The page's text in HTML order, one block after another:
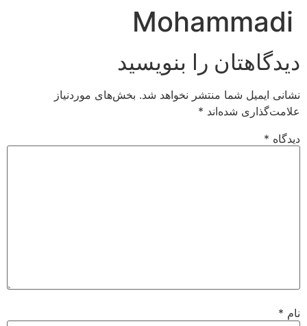
پرشMohammadi
دیدگاهتان را بنویسید
نشانی ایمیل شما منتشر نخواهد شد. بخش‌های موردنیاز
علامت‌گذاری شده‌اند *
دیدگاه *
نام *